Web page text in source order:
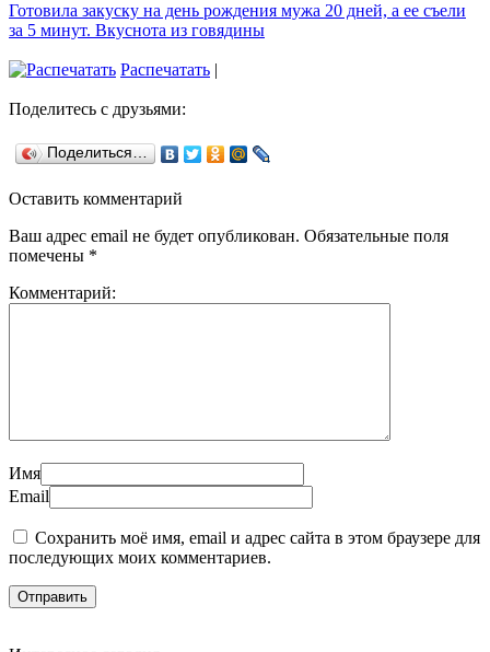
Готовила закуску на день рождения мужа 20 дней, а ее съели
за 5 минут. Вкуснота из говядины
Распечатать |
Поделитесь с друзьями:
Поделиться…
Оставить комментарий
Ваш адрес email не будет опубликован. Обязательные поля
помечены *
Комментарий:
Имя
Email
Сохранить моё имя, email и адрес сайта в этом браузере для
последующих моих комментариев.